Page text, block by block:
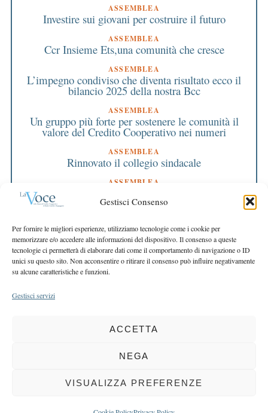
Gestisci Consenso
Per fornire le migliori esperienze, utilizziamo tecnologie come i cookie per
memorizzare e/o accedere alle informazioni del dispositivo. Il consenso a queste
tecnologie ci permetterà di elaborare dati come il comportamento di navigazione o ID
unici su questo sito. Non acconsentire o ritirare il consenso può influire negativamente
su alcune caratteristiche e funzioni.
Gestisci servizi
ACCETTA
NEGA
VISUALIZZA PREFERENZE
ASSEMBLEA
Investire sui giovani per costruire il futuro
ASSEMBLEA
Ccr Insieme Ets,una comunità che cresce
ASSEMBLEA
L’impegno condiviso che diventa risultato ecco il
bilancio 2025 della nostra Bcc
ASSEMBLEA
Un gruppo più forte per sostenere le comunità il
valore del Credito Cooperativo nei numeri
ASSEMBLEA
Rinnovato il collegio sindacale
ASSEMBLEA
Bilancio approvato all’unanimità e 2 milioni
destinati al territorio
EDITORIALE DIRETTORE
Crescere restando riconoscibili
EDITORIALE PRESIDENTE
Costruire futuro insieme
COPYRIGHT 2025 LA VOCE |PRIVACY
BCC DI BUSTO GAROLFO E BUGUGGIATE